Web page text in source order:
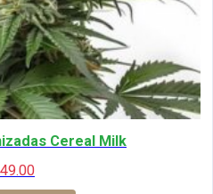
Cereal Milk
49.00